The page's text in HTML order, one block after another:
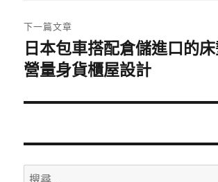
章:
下一篇文章
下
一
文
日本包車搭配倉儲進口的
營量身貨櫃屋設計
搜